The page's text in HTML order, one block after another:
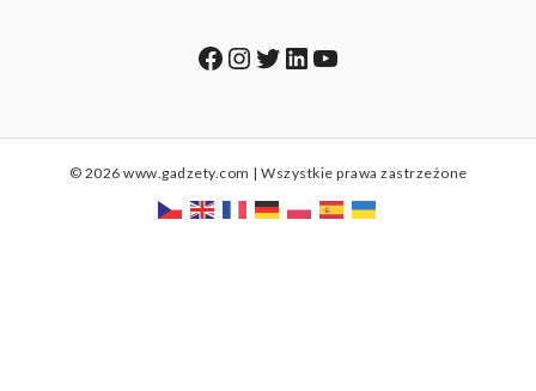
Facebook
Instagram
Twitter
LinkedIn
YouTube
© 2026 www.gadzety.com | Wszystkie prawa zastrzeżone